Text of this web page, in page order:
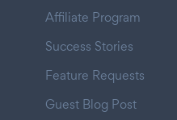
Affiliate Program
Success Stories
Feature Requests
Guest Blog Post